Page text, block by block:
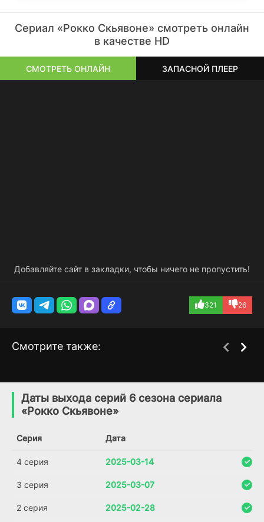
Сериал «Рокко Скьявоне» смотреть онлайн
в качестве HD
СМОТРЕТЬ ОНЛАЙН ЗАПАСНОЙ ПЛЕЕР
Добавляйте сайт в закладки, чтобы ничего не пропустить!
321 26
Смотрите также:
7.8
Даты выхода серий 6 сезона сериала
«Рокко Скьявоне»
Серия Дата
4 серия 2025-03-14
3 серия 2025-03-07
2 серия 2025-02-28